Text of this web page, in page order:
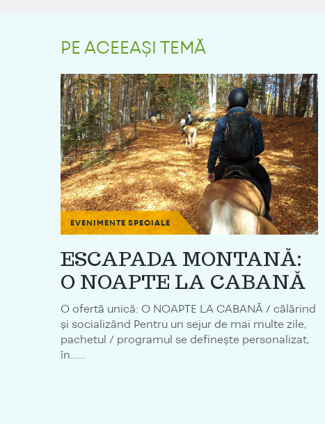
PE ACEEAȘI TEMĂ
EVENIMENTE SPECIALE
ESCAPADA MONTANĂ:
O NOAPTE LA CABANĂ
O ofertă unică: O NOAPTE LA CABANĂ / călărind
și socializând Pentru un sejur de mai multe zile,
pachetul / programul se definește personalizat,
în…...